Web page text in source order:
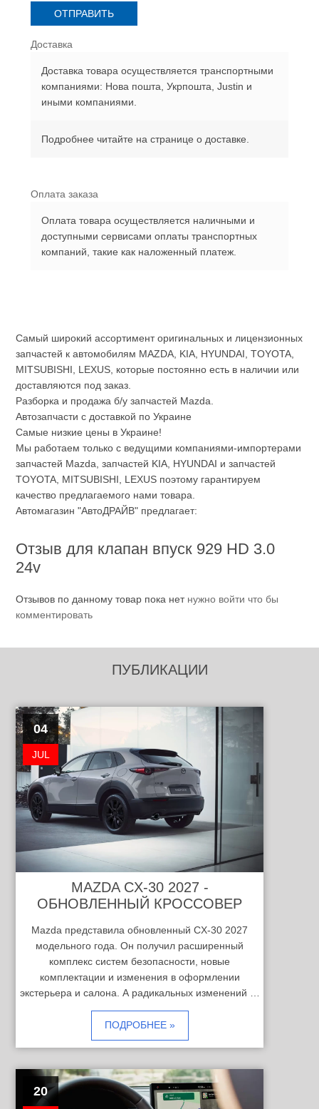
Доставка
Доставка товара осуществляется транспортными
компаниями: Нова пошта, Укрпошта, Justin и
иными компаниями.
Подробнее читайте на странице о доставке.
Оплата заказа
Оплата товара осуществляется наличными и
доступными сервисами оплаты транспортных
компаний, такие как наложенный платеж.
Самый широкий ассортимент оригинальных и лицензионных
запчастей к автомобилям MAZDA, KIA, HYUNDAI, TOYOTA,
MITSUBISHI, LEXUS, которые постоянно есть в наличии или
доставляются под заказ.
Разборка и продажа б/у запчастей Mazda.
Автозапчасти с доставкой по Украине
Самые низкие цены в Украине!
Мы работаем только с ведущими компаниями-импортерами
запчастей Mazda, запчастей KIA, HYUNDAI и запчастей
TOYOTA, MITSUBISHI, LEXUS поэтому гарантируем
качество предлагаемого нами товара.
Автомагазин "АвтоДРАЙВ" предлагает:
Отзыв для клапан впуск 929 HD 3.0
24v
Отзывов по данному товар пока нет нужно войти что бы
комментировать
ПУБЛИКАЦИИ
04
JUL
MAZDA CX-30 2027 -
ОБНОВЛЕННЫЙ КРОССОВЕР
Mazda представила обновленный CX-30 2027
модельного года. Он получил расширенный
комплекс систем безопасности, новые
комплектации и изменения в оформлении
экстерьера и салона. А радикальных изменений …
ПОДРОБНЕЕ »
20